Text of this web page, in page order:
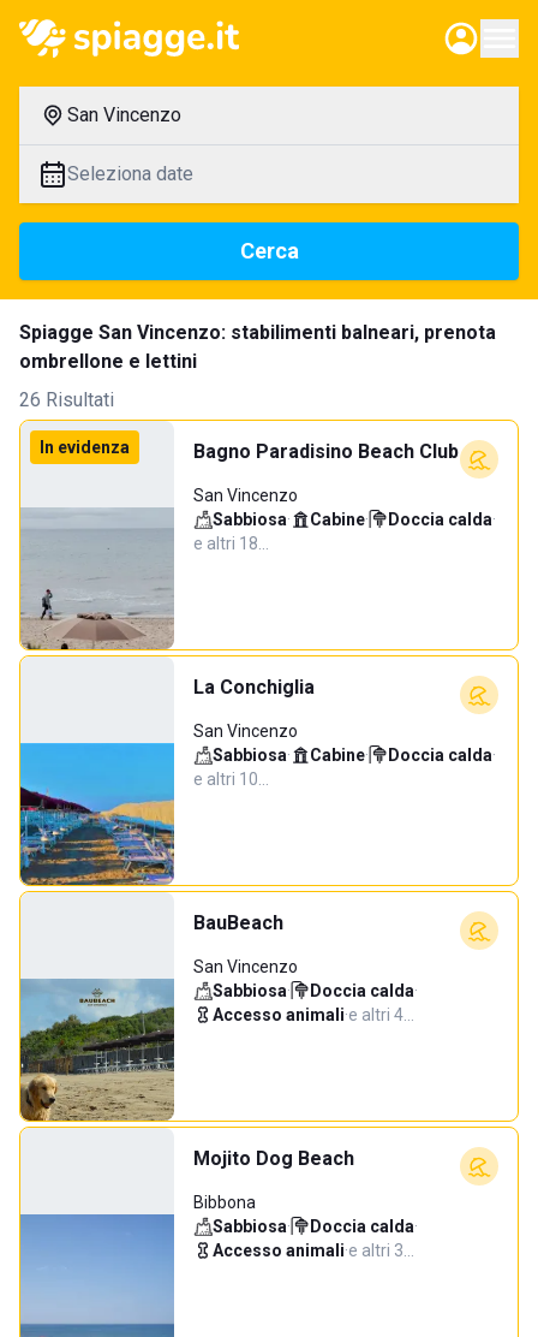
San Vincenzo
Seleziona date
Cerca
Spiagge San Vincenzo: stabilimenti balneari, prenota
ombrellone e lettini
26 Risultati
In evidenza Bagno Paradisino Beach Club
San Vincenzo
Sabbiosa· Cabine· Doccia calda·
e altri 18…
La Conchiglia
San Vincenzo
Sabbiosa· Cabine· Doccia calda·
e altri 10…
BauBeach
San Vincenzo
Sabbiosa· Doccia calda·
Accesso animali·e altri 4…
Mojito Dog Beach
Bibbona
Sabbiosa· Doccia calda·
Accesso animali·e altri 3…